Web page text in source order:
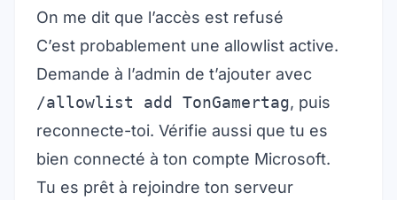
On me dit que l’accès est refusé
C’est probablement une allowlist active.
Demande à l’admin de t’ajouter avec
/allowlist add TonGamertag, puis
reconnecte-toi. Vérifie aussi que tu es
bien connecté à ton compte Microsoft.
Tu es prêt à rejoindre ton serveur